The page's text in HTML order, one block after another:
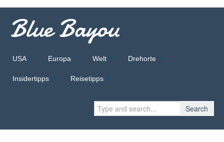
Blue Bayou
USA Europa Welt Drehorte
Insidertipps Reisetipps
Search